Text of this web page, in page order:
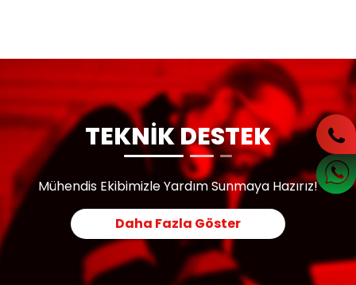
TEKNİK DESTEK
Mühendis Ekibimizle Yardım Sunmaya Hazırız!
Daha Fazla Göster